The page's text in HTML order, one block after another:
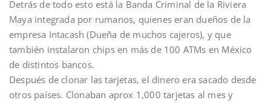
Detrás de todo esto está la Banda Criminal de la Riviera
Maya integrada por rumanos, quienes eran dueños de la
empresa Intacash (Dueña de muchos cajeros), y que
también instalaron chips en más de 100 ATMs en México
de distintos bancos.
Después de clonar las tarjetas, el dinero era sacado desde
otros países. Clonaban aprox 1,000 tarjetas al mes y